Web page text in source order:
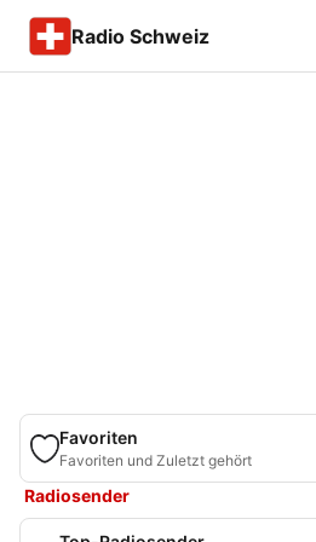
Radio Schweiz
Favoriten
Favoriten und Zuletzt gehört
Radiosender